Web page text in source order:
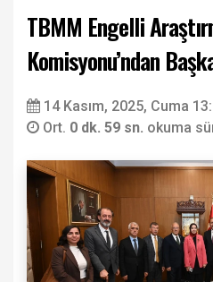
TBMM Engelli
Komisyonu’ndan
14 Kasım, 2025, Cuma
Ort. 0 dk. 59 sn. okuma